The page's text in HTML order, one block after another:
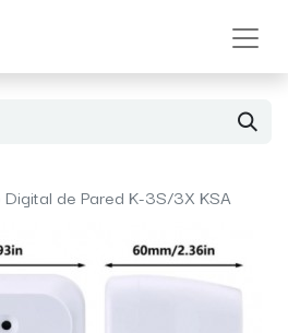
de Pared K-3S/3X KSA